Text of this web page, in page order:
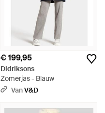
€ 199,95
Didriksons
Zomerjas - Blauw
VanV&D